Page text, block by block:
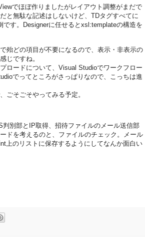
でほぼ作りましたがレイアウト調整がまだで
と無駄な記述はしないけど、TDタグすべてに
す。Designerに任せるとxsl:templateの構造を
殆どの項目が不要になるので、表示・非表示の
じですね。
ロードについて、Visual Studioでワークフロー
でってところがさっぱりなので、こっちは進
ごそごそやってみる予定。
別部とIP取得、招待ファイルのメール送信部
ドを考えるのと、ファイルのチェック。メール
上のリストに保存するようにしてなんか面白い